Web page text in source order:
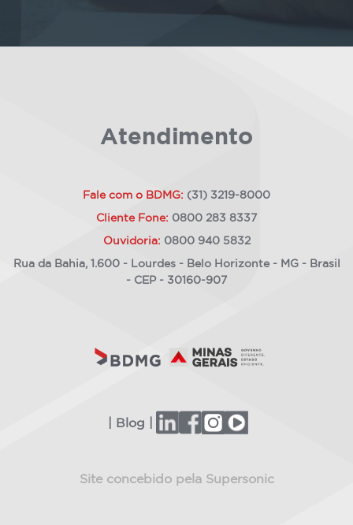
Atendimento
Fale com o BDMG: (31) 3219-8000
Cliente Fone: 0800 283 8337
Ouvidoria: 0800 940 5832
Rua da Bahia, 1.600 - Lourdes - Belo Horizonte - MG - Brasil
- CEP - 30160-907
| Blog |
Site concebido pela Supersonic